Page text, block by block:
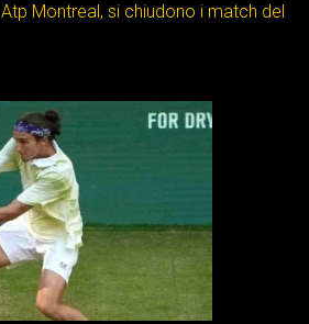
Montreal, si chiudono i match del